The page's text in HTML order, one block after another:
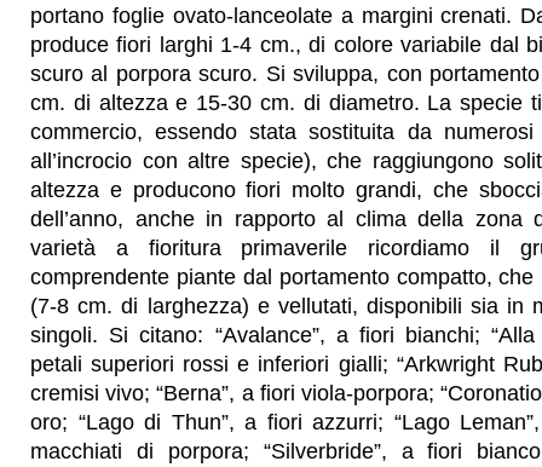
portano foglie ovato-lanceolate a margini crenati.
produce fiori larghi 1-4 cm., di colore variabile dal
scuro al porpora scuro. Si sviluppa, con
cm. di altezza e 15-30 cm. di diametro. La specie
commercio, essendo stata sostituita da
all’incrocio con altre specie), che raggiungono
altezza e producono fiori molto grandi, che
dell’anno, anche in rapporto al clima della zona
varietà a fioritura primaverile ricordiamo il
comprendente piante dal portamento compatto,
(7-8 cm. di larghezza) e vellutati, disponibili sia in
singoli. Si citano: “Avalance”, a fiori bianchi;
petali superiori rossi e inferiori gialli; “Arkwright
cremisi vivo; “Berna”, a fiori viola-porpora;
oro; “Lago di Thun”, a fiori azzurri; “Lago
macchiati di porpora; “Silverbride”, a fiori